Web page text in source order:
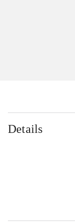
Details